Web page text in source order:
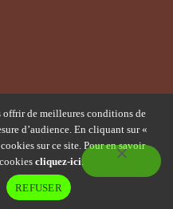
de confidentialité
de meilleures conditions de
d’audience. En cliquant sur «
sur ce site. Pour en savoir
cliquez-ici.
REFUSER